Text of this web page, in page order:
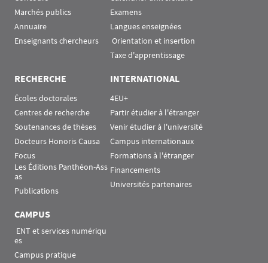
Marchés publics
Annuaire
Enseignants chercheurs
Examens
Langues enseignées
Orientation et insertion
Taxe d'apprentissage
RECHERCHE
Écoles doctorales
Centres de recherche
Soutenances de thèses
Docteurs Honoris Causa
Focus
Les Éditions Panthéon-Ass
as
Publications
INTERNATIONAL
4EU+
Partir étudier à l'étranger
Venir étudier à l'université
Campus internationaux
Formations à l'étranger
Financements
Universités partenaires
CAMPUS
es
Campus pratique